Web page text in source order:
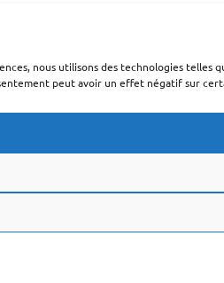
nous utilisons des technologies telles
peut avoir un effet négatif sur